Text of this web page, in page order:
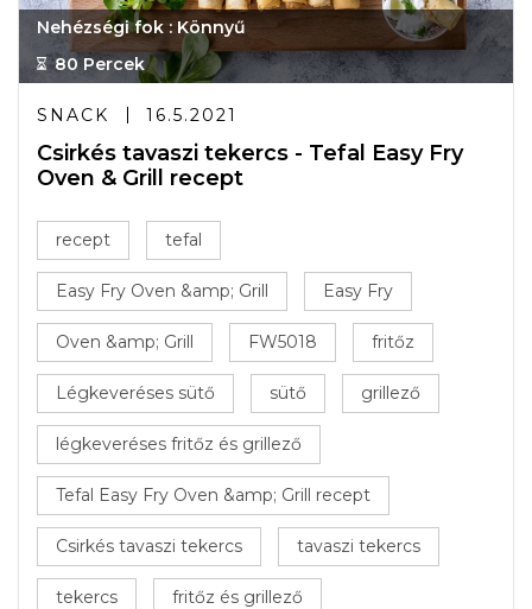
Nehézségi fok : Könnyű
80 Percek
SNACK 16.5.2021
Csirkés tavaszi tekercs - Tefal Easy Fry
Oven & Grill recept
recept tefal
Easy Fry Oven &amp; Grill Easy Fry
Oven &amp; Grill FW5018 fritőz
Légkeveréses sütő sütő grillező
légkeveréses fritőz és grillező
Tefal Easy Fry Oven &amp; Grill recept
Csirkés tavaszi tekercs tavaszi tekercs
tekercs fritőz és grillező